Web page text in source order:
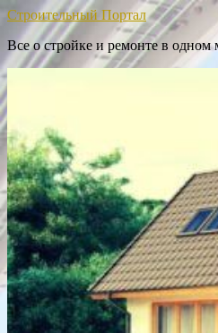
Строительный Портал
Все о стройке и ремонте в одном